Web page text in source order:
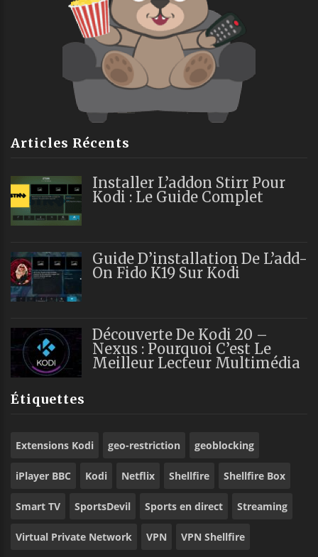
Articles Récents
Installer L’addon Stirr Pour
Kodi : Le Guide Complet
Guide D’installation De L’add-
On Fido K19 Sur Kodi
Découverte De Kodi 20 –
Nexus : Pourquoi C’est Le
Meilleur Lecteur Multimédia
Étiquettes
Extensions Kodi geo-restriction geoblocking
iPlayer BBC Kodi Netflix Shellfire Shellfire Box
Smart TV SportsDevil Sports en direct Streaming
Virtual Private Network VPN VPN Shellfire